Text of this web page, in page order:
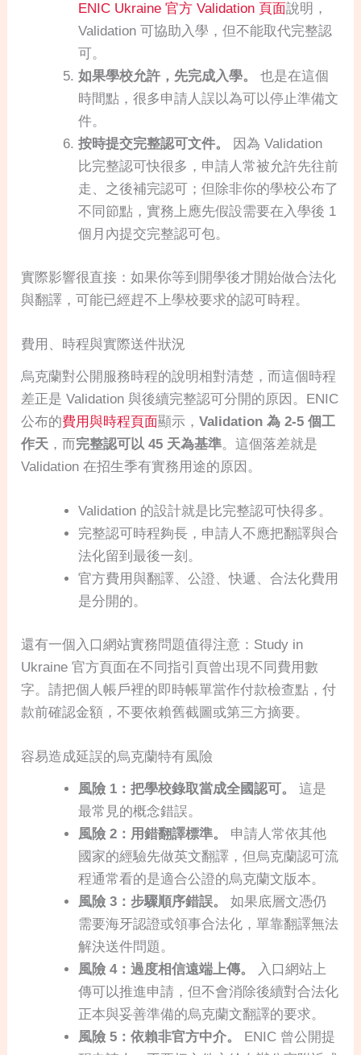
ENIC Ukraine 官方 Validation 頁面說明，
Validation 可協助入學，但不能取代完整認
可。
如果學校允許，先完成入學。
也是在這個
時間點，很多申請人誤以為可以停止準備文
件。
按時提交完整認可文件。
因為 Validation
比完整認可快很多，申請人常被允許先往前
走、之後補完認可；但除非你的學校公布了
不同節點，實務上應先假設需要在入學後 1
個月內提交完整認可包。
實際影響很直接：如果你等到開學後才開始做合法化
與翻譯，可能已經趕不上學校要求的認可時程。
費用、時程與實際送件狀況
烏克蘭對公開服務時程的說明相對清楚，而這個時程
差正是 Validation 與後續完整認可分開的原因。ENIC
公布的費用與時程頁面顯示，Validation 為 2-5 個工
作天 ，而完整認可以 45 天為基準。這個落差就是
Validation 在招生季有實務用途的原因。
Validation 的設計就是比完整認可快得多。
完整認可時程夠長，申請人不應把翻譯與合
法化留到最後一刻。
官方費用與翻譯、公證、快遞、合法化費用
是分開的。
還有一個入口網站實務問題值得注意：Study in
Ukraine 官方頁面在不同指引頁曾出現不同費用數
字。請把個人帳戶裡的即時帳單當作付款檢查點，付
款前確認金額，不要依賴舊截圖或第三方摘要。
容易造成延誤的烏克蘭特有風險
風險 1：把學校錄取當成全國認可。
這是
最常見的概念錯誤。
風險 2：用錯翻譯標準。
申請人常依其他
國家的經驗先做英文翻譯，但烏克蘭認可流
程通常看的是適合公證的烏克蘭文版本。
風險 3：步驟順序錯誤。
如果底層文憑仍
需要海牙認證或領事合法化，單靠翻譯無法
解決送件問題。
風險 4：過度相信遠端上傳。
入口網站上
傳可以推進申請，但不會消除後續對合法化
正本與妥善準備的烏克蘭文翻譯的要求。
風險 5：依賴非官方中介。
ENIC 曾公開提